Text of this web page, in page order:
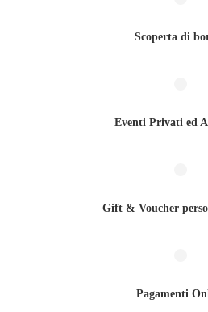
Scoperta di
Eventi Privati ed
Gift & Voucher
Pagamenti